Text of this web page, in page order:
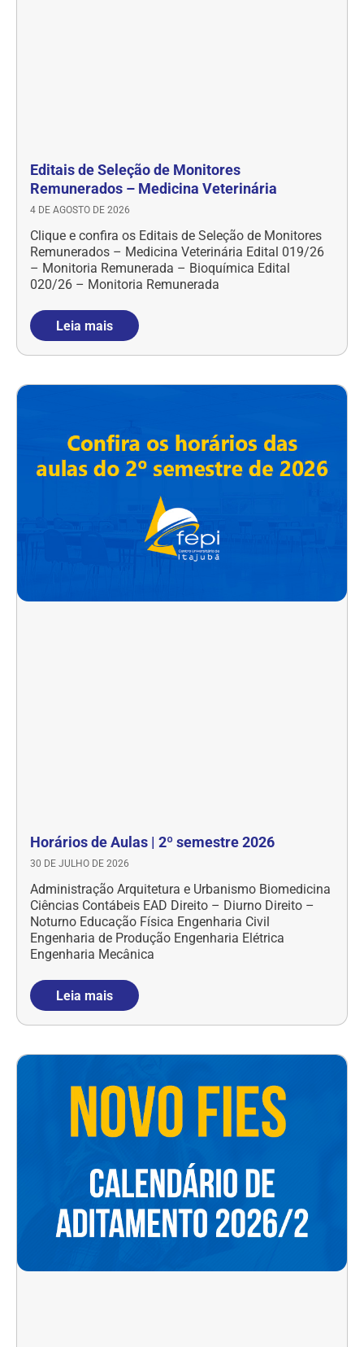
Editais de Seleção de Monitores
Remunerados – Medicina Veterinária
4 DE AGOSTO DE 2026
Clique e confira os Editais de Seleção de Monitores
Remunerados – Medicina Veterinária Edital 019/26
– Monitoria Remunerada – Bioquímica Edital
020/26 – Monitoria Remunerada
Leia mais
Horários de Aulas | 2º semestre 2026
30 DE JULHO DE 2026
Administração Arquitetura e Urbanismo Biomedicina
Ciências Contábeis EAD Direito – Diurno Direito –
Noturno Educação Física Engenharia Civil
Engenharia de Produção Engenharia Elétrica
Engenharia Mecânica
Leia mais